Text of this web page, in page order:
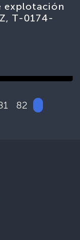
explotación
T-0174-
82